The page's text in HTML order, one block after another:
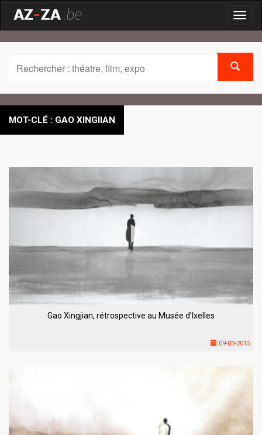
MOT-CLÉ : GAO XINGIIAN
Gao Xingjian, rétrospective au Musée d’Ixelles
09-03-2015